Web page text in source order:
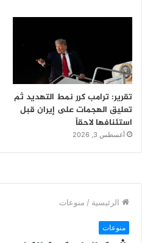
تقرير: ترامب كرر نمط التهديد ثم
تعليق الهجمات على إيران قبل
استئنافها لاحقاً
أغسطس 3, 2026